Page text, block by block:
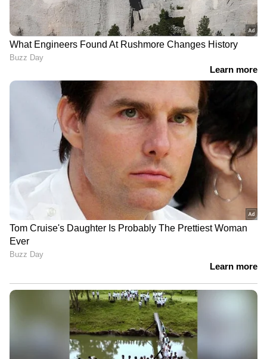
ഫോണ്‍ ആയുധമാകുമ്പോള്‍
പണം കടമെടുക്കുന്നതിനേക്കാള്‍ വലിയ
അപകടം നമ്മളറിയാതെ ആപ്പുകള്‍ക്ക്
നല്‍കുന്ന വിവരങ്ങളാണ്. മിക്ക ലോണ്‍
ആപ്പുകളും ഫോണിലെ കോണ്‍ടാക്റ്റുകള്‍,
ഫോട്ടോകള്‍, മീഡിയ ഫയലുകള്‍
എന്നിവയിലേക്കുള്ള ആക്‌സസ് ചോദിക്കാറുണ്ട്.
ഇത് സാധാരണ നടപടിയായി തോന്നാമെങ്കിലും,
ഉപഭോക്താക്കളെ ഭീഷണിപ്പെടുത്താനുള്ള
ആയുധമായാണ് ഇവ ഉപയോഗിക്കുന്നതെന്ന്
വിദഗ്ധര്‍ മുന്നറിയിപ്പ് നല്‍കുന്നു.
വളരെ ഉയര്‍ന്ന പ്രോസസ്സിംഗ് ഫീസ് ഈടാക്കുന്ന,
ഒന്നോ രണ്ടോ ആഴ്ചത്തെ മാത്രം തിരിച്ചടവ്